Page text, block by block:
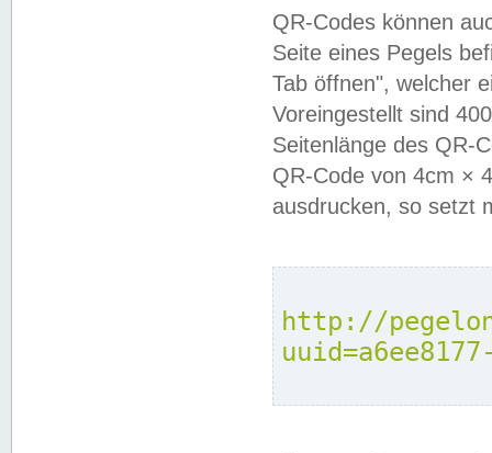
QR-Codes können
Seite eines Pegels
Tab öffnen", welcher
Voreingestellt sind
Seitenlänge des QR-
QR-Code von 4cm ×
ausdrucken, so setzt
http://